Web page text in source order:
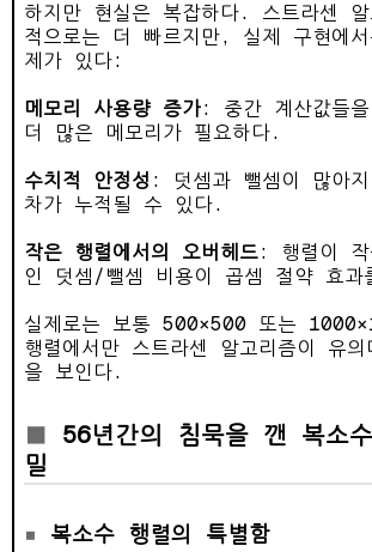
하지만 현실은 복잡하다. 스트라센 알
적으로는 더 빠르지만, 실제 구현에
제가 있다:
메모리 사용량 증가: 중간 계산값들
더 많은 메모리가 필요하다.
수치적 안정성 : 덧셈과 뺄셈이 많아
차가 누적될 수 있다.
작은 행렬에서의 오버헤드: 행렬이 작
인 덧셈/뺄셈 비용이 곱셈 절약 효과
실제로는 보통 500×500 또는
행렬에서만 스트라센 알고리즘이 유
을 보인다.
56년간의 침묵을 깬 복소
밀
복소수 행렬의 특별함